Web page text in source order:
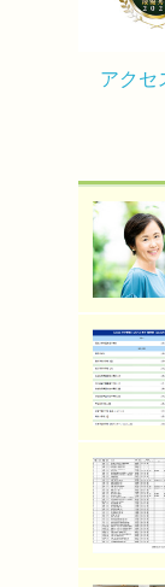
アクセ